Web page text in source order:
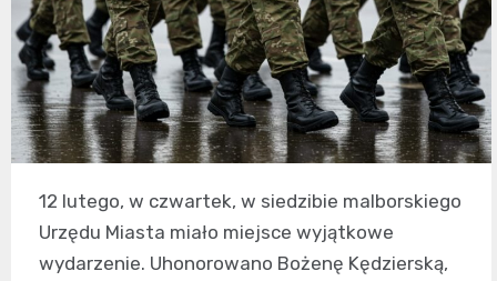
12 lutego, w czwartek, w siedzibie malborskiego
Urzędu Miasta miało miejsce wyjątkowe
wydarzenie. Uhonorowano Bożenę Kędzierską,